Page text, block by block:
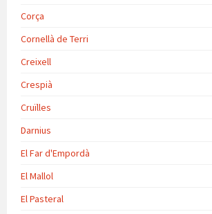
Corça
Cornellà de Terri
Creixell
Crespià
Cruïlles
Darnius
El Far d'Empordà
El Mallol
El Pasteral